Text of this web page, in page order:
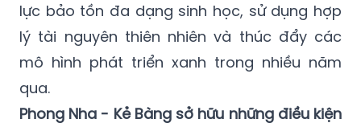
lực bảo tồn đa dạng sinh học, sử dụng hợp
lý tài nguyên thiên nhiên và thúc đẩy các
mô hình phát triển xanh trong nhiều năm
qua.
Phong Nha - Kẻ Bàng sở hữu những điều kiện